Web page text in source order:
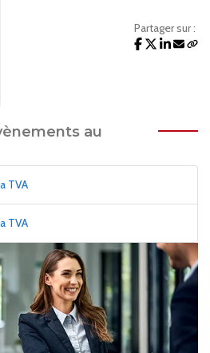
Partager sur :
au
TVA
TVA